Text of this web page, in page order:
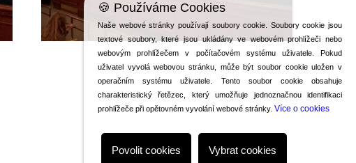
🍪 Používáme Cookies
Naše webové stránky používají soubory cookie. Soubory cookie jsou
textové soubory, které jsou ukládány ve webovém prohlížeči nebo
webovým prohlížečem v počítačovém systému uživatele. Pokud
uživatel vyvolá webovou stránku, může být soubor cookie uložen v
operačním systému uživatele. Tento soubor cookie obsahuje
charakteristický řetězec, který umožňuje jednoznačnou identifikaci
prohlížeče při opětovném vyvolání webové stránky. Více o cookies
Povolit cookies Vybrat cookies